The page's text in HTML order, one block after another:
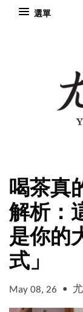
選單
喝茶真
解析：
是你的
式」
May 08, 26 •